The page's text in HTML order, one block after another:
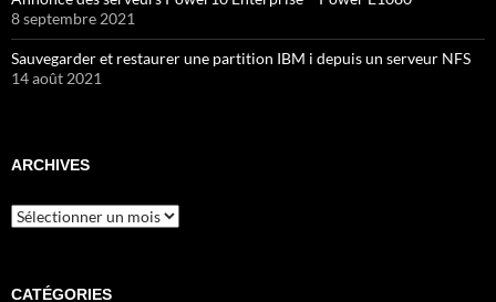
8 septembre 2021
Sauvegarder et restaurer une partition IBM i depuis un serveur NFS
14 août 2021
ARCHIVES
Archives
CATÉGORIES